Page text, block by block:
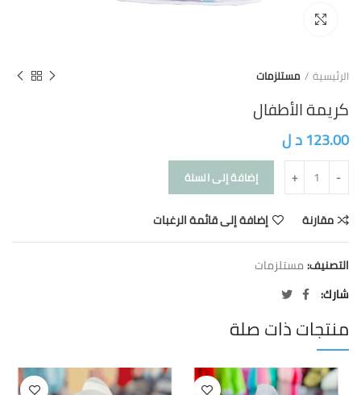
الرئيسية مستلزمات
كريمة الأطفال
123.00د ل
إضافة إلى السلة
مقارنة إضافة إلى قائمة الرغبات
التصنيف: مستلزمات
شارك
منتجات ذات صلة